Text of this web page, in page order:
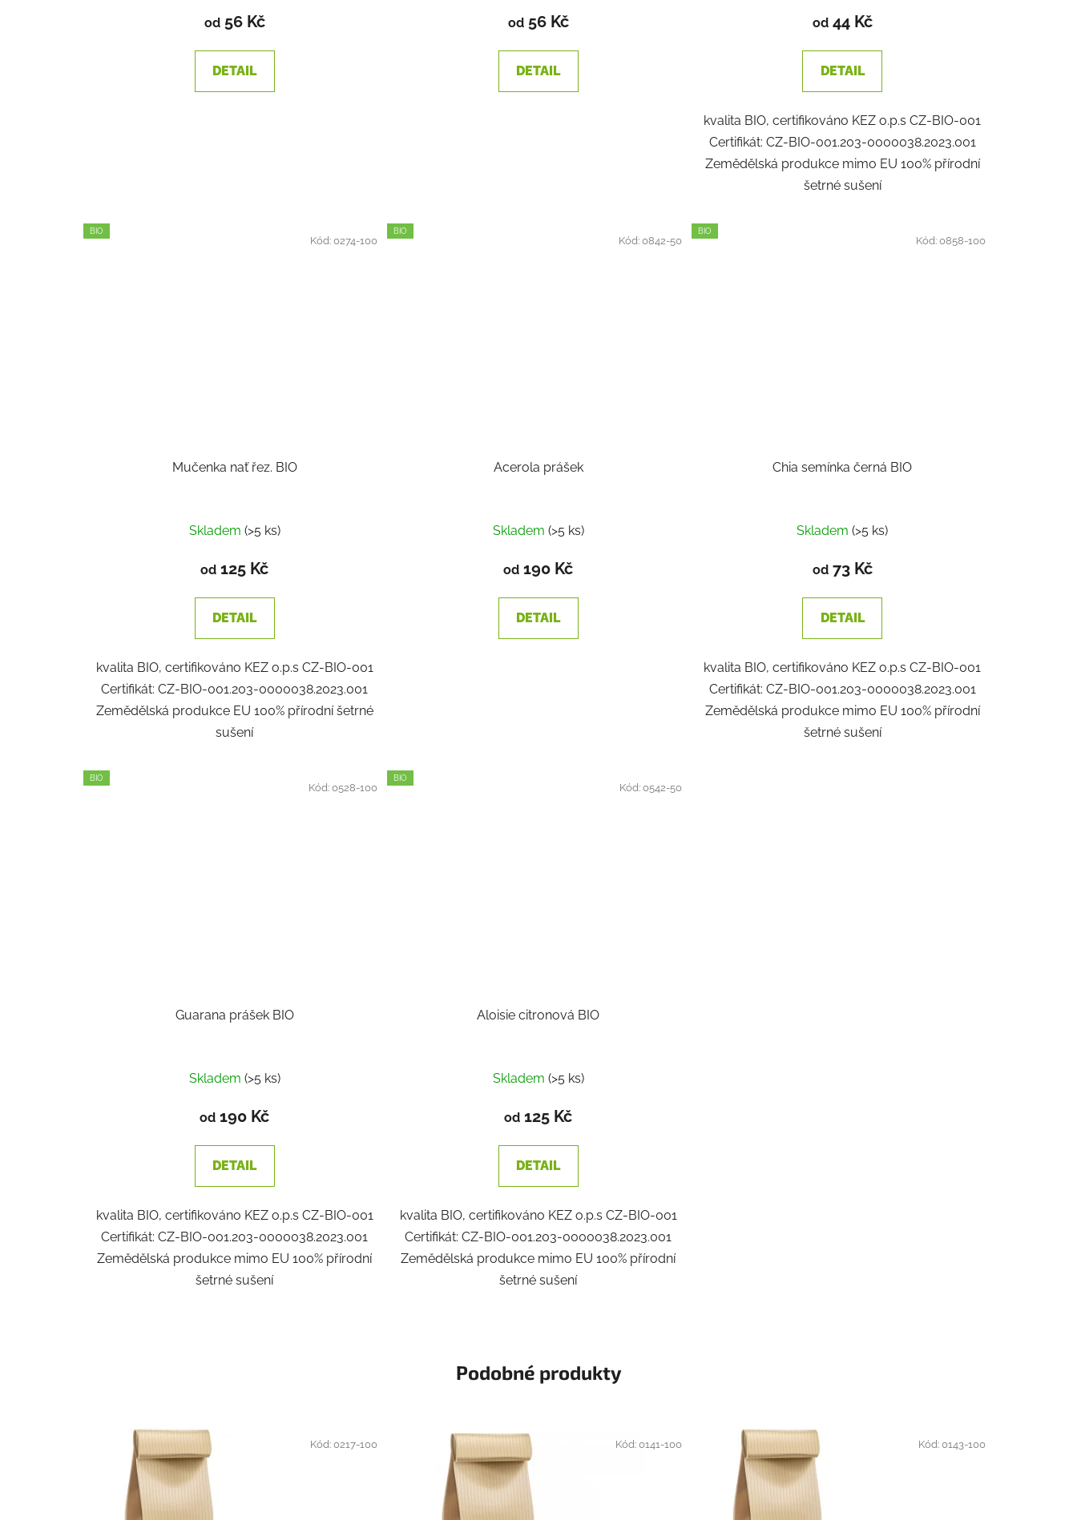
od56 Kč
DETAIL
od56 Kč
DETAIL
produktu
je
1,0
z
hvězdiček.
od44 Kč
DETAIL
kvalita BIO, certifikováno KEZ o.p.s CZ-BIO-001
Certifikát: CZ-BIO-001.203-0000038.2023.001
Zemědělská produkce mimo EU 100% přírodní
šetrné sušení
BIO
Mučenka nať řez. BIO
Skladem (>5 ks)
od 125 Kč
DETAIL
kvalita BIO, certifikováno KEZ o.p.s CZ-BIO-001
Certifikát: CZ-BIO-001.203-0000038.2023.001
Zemědělská produkce EU 100% přírodní šetrné
sušení
Kód:0274-100
BIO
Acerola prášek
Skladem (>5 ks)
od 190 Kč
DETAIL
Kód:0842-50
BIO
Chia semínka černá BIO
Skladem(>5 ks)
od73 Kč
DETAIL
kvalita BIO, certifikováno KEZ o.p.s CZ-BIO-001
Certifikát: CZ-BIO-001.203-0000038.2023.001
Zemědělská produkce mimo EU 100% přírodní
šetrné sušení
Kód:0858-100
BIO
Guarana prášek BIO
Skladem (>5 ks)
od 190 Kč
DETAIL
kvalita BIO, certifikováno KEZ o.p.s CZ-BIO-001
Certifikát: CZ-BIO-001.203-0000038.2023.001
Zemědělská produkce mimo EU 100% přírodní
šetrné sušení
Kód:0528-100
BIO
Aloisie citronová BIO
Skladem (>5 ks)
od 125 Kč
DETAIL
kvalita BIO, certifikováno KEZ o.p.s CZ-BIO-001
Certifikát: CZ-BIO-001.203-0000038.2023.001
Zemědělská produkce mimo EU 100% přírodní
šetrné sušení
Kód:0542-50
Podobné produkty
Kód:0217-100 Kód:0141-100 Kód:0143-100